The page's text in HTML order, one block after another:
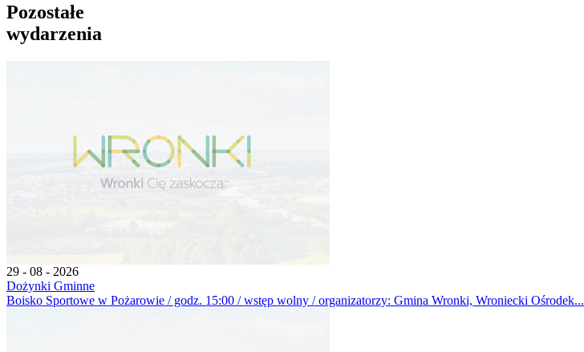
Pozostałe
wydarzenia
29 - 08 - 2026
Dożynki Gminne
Boisko Sportowe w Pożarowie / godz. 15:00 / wstęp wolny / organizatorzy: Gmina Wronki, Wroniecki Ośrodek...